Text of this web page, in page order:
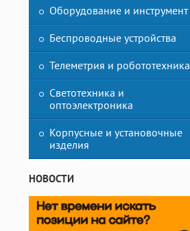
Оборудование и инструмент
Беспроводные устройства
Телеметрия и робототехника
Светотехника и
оптоэлектроника
Корпусные и установочные
изделия
НОВОСТИ